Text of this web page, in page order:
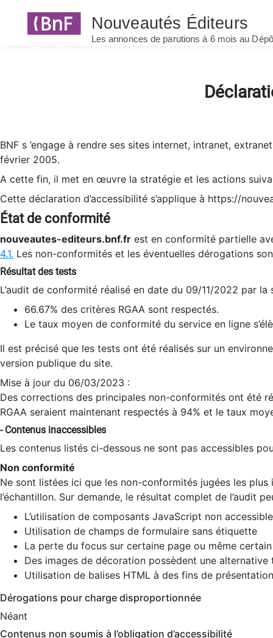
BNF s ’engage à rendre ses sites internet, intranet,
février 2005.
A cette fin, il met en œuvre la stratégie et les actions
Cette déclaration d’accessibilité s’applique à https://
État de conformité
nouveautes-editeurs.bnf.fr est en conformité partielle
4.1. Les non-conformités et les éventuelles dérogations
Résultat des tests
L’audit de conformité réalisé en date du 09/11/2022 par
66.67% des critères RGAA sont respectés.
Le taux moyen de conformité du service en ligne
Il est précisé que les tests ont été réalisés sur un
version publique du site.
Mise à jour du 06/03/2023 :
Des corrections des principales non-conformités ont été
RGAA seraient maintenant respectés à 94% et le taux
- Contenus inaccessibles
Les contenus listés ci-dessous ne sont pas accessibles
Non conformité
Ne sont listées ici que les non-conformités jugées les
l’échantillon. Sur demande, le résultat complet de l’audit
L’utilisation de composants JavaScript non
Utilisation de champs de formulaire sans étiquette
La perte du focus sur certaine page ou même
Des images de décoration possèdent une alternative
Utilisation de balises HTML à des fins de
Dérogations pour charge disproportionnée
Néant
Contenus non soumis à l’obligation d’accessibilité